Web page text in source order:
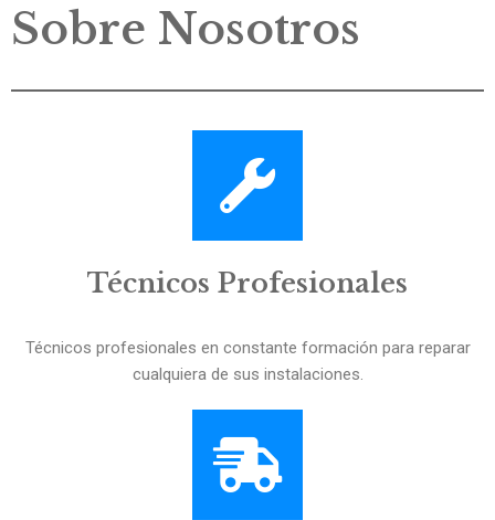
Sobre Nosotros
Técnicos Profesionales
Técnicos profesionales en constante formación para reparar
cualquiera de sus instalaciones.